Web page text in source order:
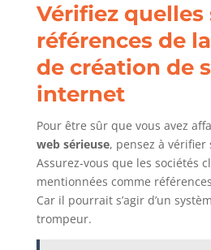
Vérifiez quelles
références de
de création de
internet
Pour être sûr que vous avez
web sérieuse, pensez à vérifier
Assurez-vous que les sociétés
mentionnées comme
Car il pourrait s’agir d’un
trompeur.